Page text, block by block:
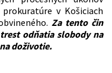
v Košiciach
Za tento čin
odňatia slobody na
doživotie.